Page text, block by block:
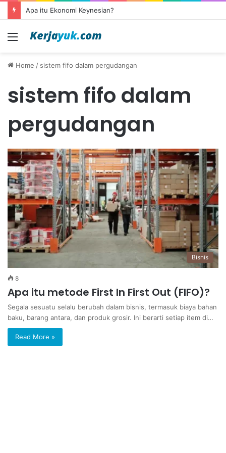
Apa itu Ekonomi Keynesian?
Menu
Home / sistem fifo dalam pergudangan
sistem fifo dalam
pergudangan
Bisnis
8
Apa itu metode First In First Out (FIFO)?
Segala sesuatu selalu berubah dalam bisnis, termasuk biaya bahan
baku, barang antara, dan produk grosir. Ini berarti setiap item di…
Read More »